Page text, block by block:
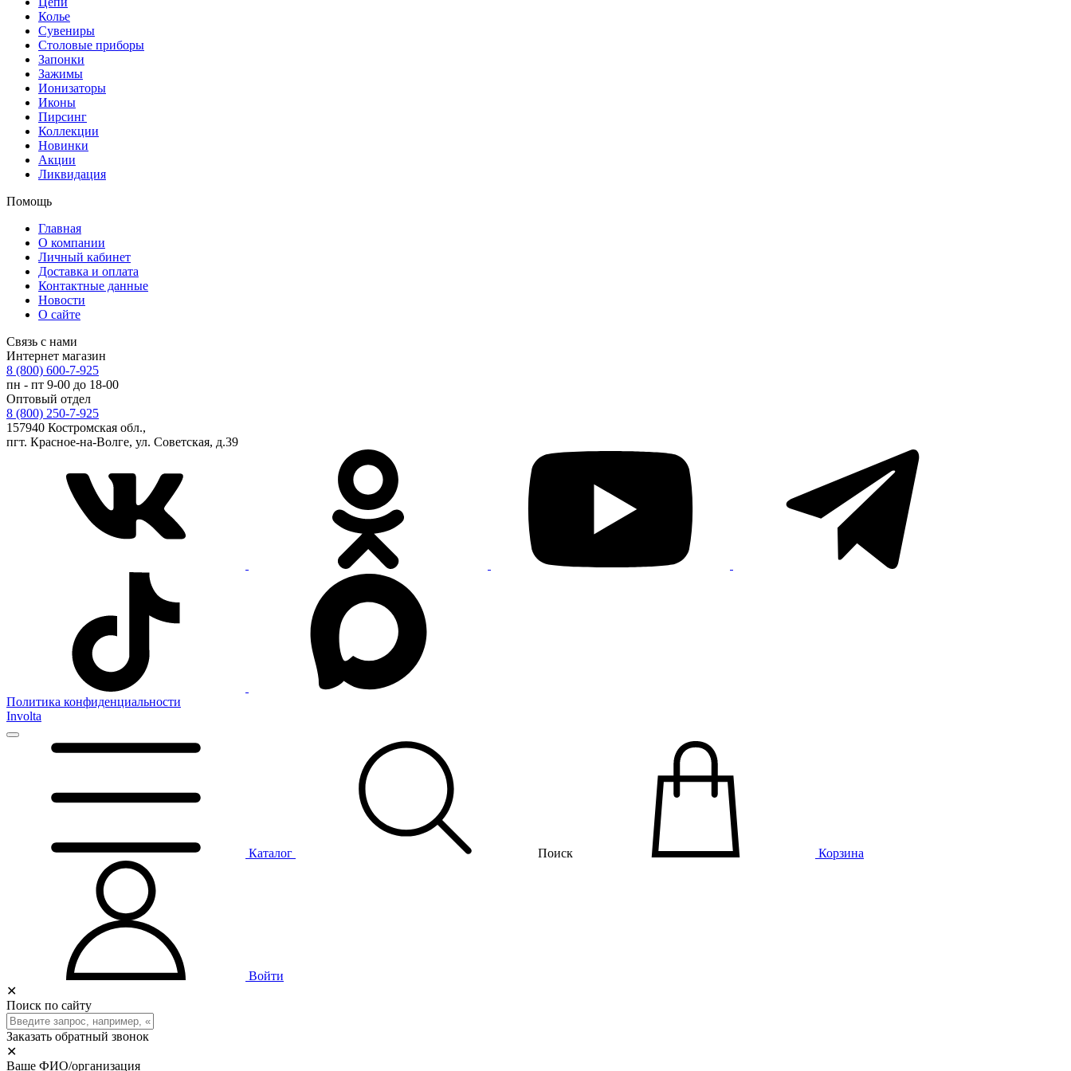
Колье
Сувениры
Столовые приборы
Запонки
Зажимы
Ионизаторы
Иконы
Пирсинг
Коллекции
Новинки
Акции
Ликвидация
Помощь
Главная
О компании
Личный кабинет
Доставка и оплата
Контактные данные
Новости
О сайте
Связь с нами
Интернет магазин
8 (800) 600-7-925
пн - пт 9-00 до 18-00
Оптовый отдел
8 (800) 250-7-925
157940 Костромская обл.,
пгт. Красное-на-Волге, ул. Советская, д.39
Политика конфиденциальности
Involta
Каталог Поиск Корзина
Войти
✕
Поиск по сайту
Заказать обратный звонок
✕
Ваше ФИО/организация